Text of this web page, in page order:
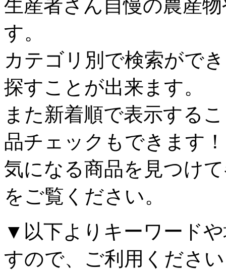
生産者さん自慢の農産
す。
カテゴリ別で検索がで
探すことが出来ます。
また新着順で表示する
品チェックもできます！
気になる商品を見つけ
をご覧ください。
▼以下よりキーワード
すので、ご利用くださ